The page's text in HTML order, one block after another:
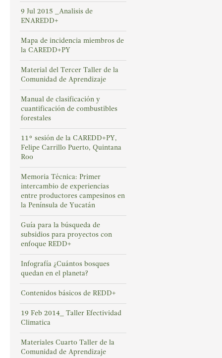
9 Jul 2015 _Analisis de
ENAREDD+
Mapa de incidencia miembros de
la CAREDD+PY
Material del Tercer Taller de la
Comunidad de Aprendizaje
Manual de clasificación y
cuantificación de combustibles
forestales
11° sesión de la CAREDD+PY,
Felipe Carrillo Puerto, Quintana
Roo
Memoria Técnica: Primer
intercambio de experiencias
entre productores campesinos en
la Península de Yucatán
Guía para la búsqueda de
subsidios para proyectos con
enfoque REDD+
Infografía ¿Cuántos bosques
quedan en el planeta?
Contenidos básicos de REDD+
19 Feb 2014_ Taller Efectividad
Climatica
Materiales Cuarto Taller de la
Comunidad de Aprendizaje